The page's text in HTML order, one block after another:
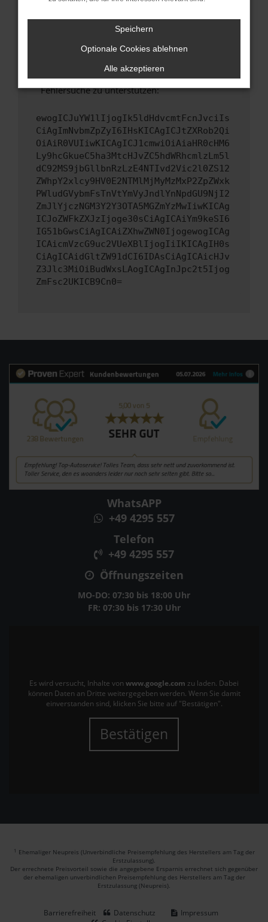
unterstützt werden.
Wende dich an den Webseitenbetreiber.
Wenn du alle oben genannten Schritte versucht
hast, kontaktiere uns bitte. Wir werden
versuchen, das Problem zu beheben. Du kannst
uns diesen Text schicken, um uns bei der
Fehlersuche zu unterstützen:
ewogICJuYW1lIjogIk5ldHdvcmtFcnJvciIs
CiAgImNvbmZpZyI6IHsKICAgICJtZXRob2Qi
OiAiR0VUIiwKICAgICJ1cmwiOiAiaHR0cHM6
Ly9hcGkueC5ha3MtcHJvZC5hdWRhcmlzLm5l
dC92MS9jbGllbnRzLzE4NTIvd2Vic2l0ZS12
ZWhpY2xlcy9HV0E2NTMlMjMyMzMxP2ZpZWxk
PWludGVybmFsTnVtYmVyJndlYnNpdGU9NjI2
ZmJlYjczNGM3Y2Y3OTA5MGZmYzMwIiwKICAg
ICJoZWFkZXJzIjoge30sCiAgICAiYm9keSI6
IG51bGwsCiAgICAiZXhwZWN0IjogewogICAg
ICAicmVzcG9uc2VUeXBlIjogIiIKICAgIH0s
CiAgICAidGltZW91dCI6IDAsCiAgICAicHJv
Z3Jlc3MiOiBudWxsLAogICAgInJpc2t5Ijog
ZmFsc2UKICB9Cn0=
WhatsAPP
+49 4295 557
Telefon
+49 4295 557
Öffnungszeiten
MO-DO: 07:30 bis 18:00 Uhr
FR: 07:30 bis 17:30 Uhr
Es wird versucht, Inhalte von www.google.com zu laden. Dabei
können Daten an Dritte weitergegeben werden. Wenn Sie damit
einverstanden sind, klicken Sie bitte auf "Bestätigen".
Bestätigen
1 Ehemaliger Neupreis (Unverbindliche Preisempfehlung des Herstellers am Tag der
Erstzulassung).
Der errechnete Preisvorteil sowie die angegebene Ersparnis errechnet sich gegenüber
der ehemaligen unverbindlichen Preisempfehlung des Herstellers am Tag der
Erstzulassung (Neupreis).
Barrierefreiheit Datenschutz
Impressum
Speichern
Optionale Cookies ablehnen
Alle akzeptieren